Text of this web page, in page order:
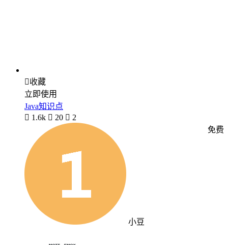
收藏
立即使用
Java知识点
 1.6k  20  2
小豆
免费